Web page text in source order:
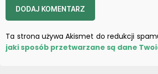
Ta strona używa Akismet do redukcji
jaki sposób przetwarzane są dane